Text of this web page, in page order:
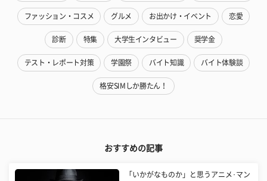
ファッション・コスメ グルメ お出かけ・イベント 恋愛
診断 特集 大学生インタビュー 奨学金
テスト・レポート対策 学園祭 バイト知識 バイト体験談
格安SIMしか勝たん！
おすすめの記事
「いかがなものか」と思うアニメ･マン